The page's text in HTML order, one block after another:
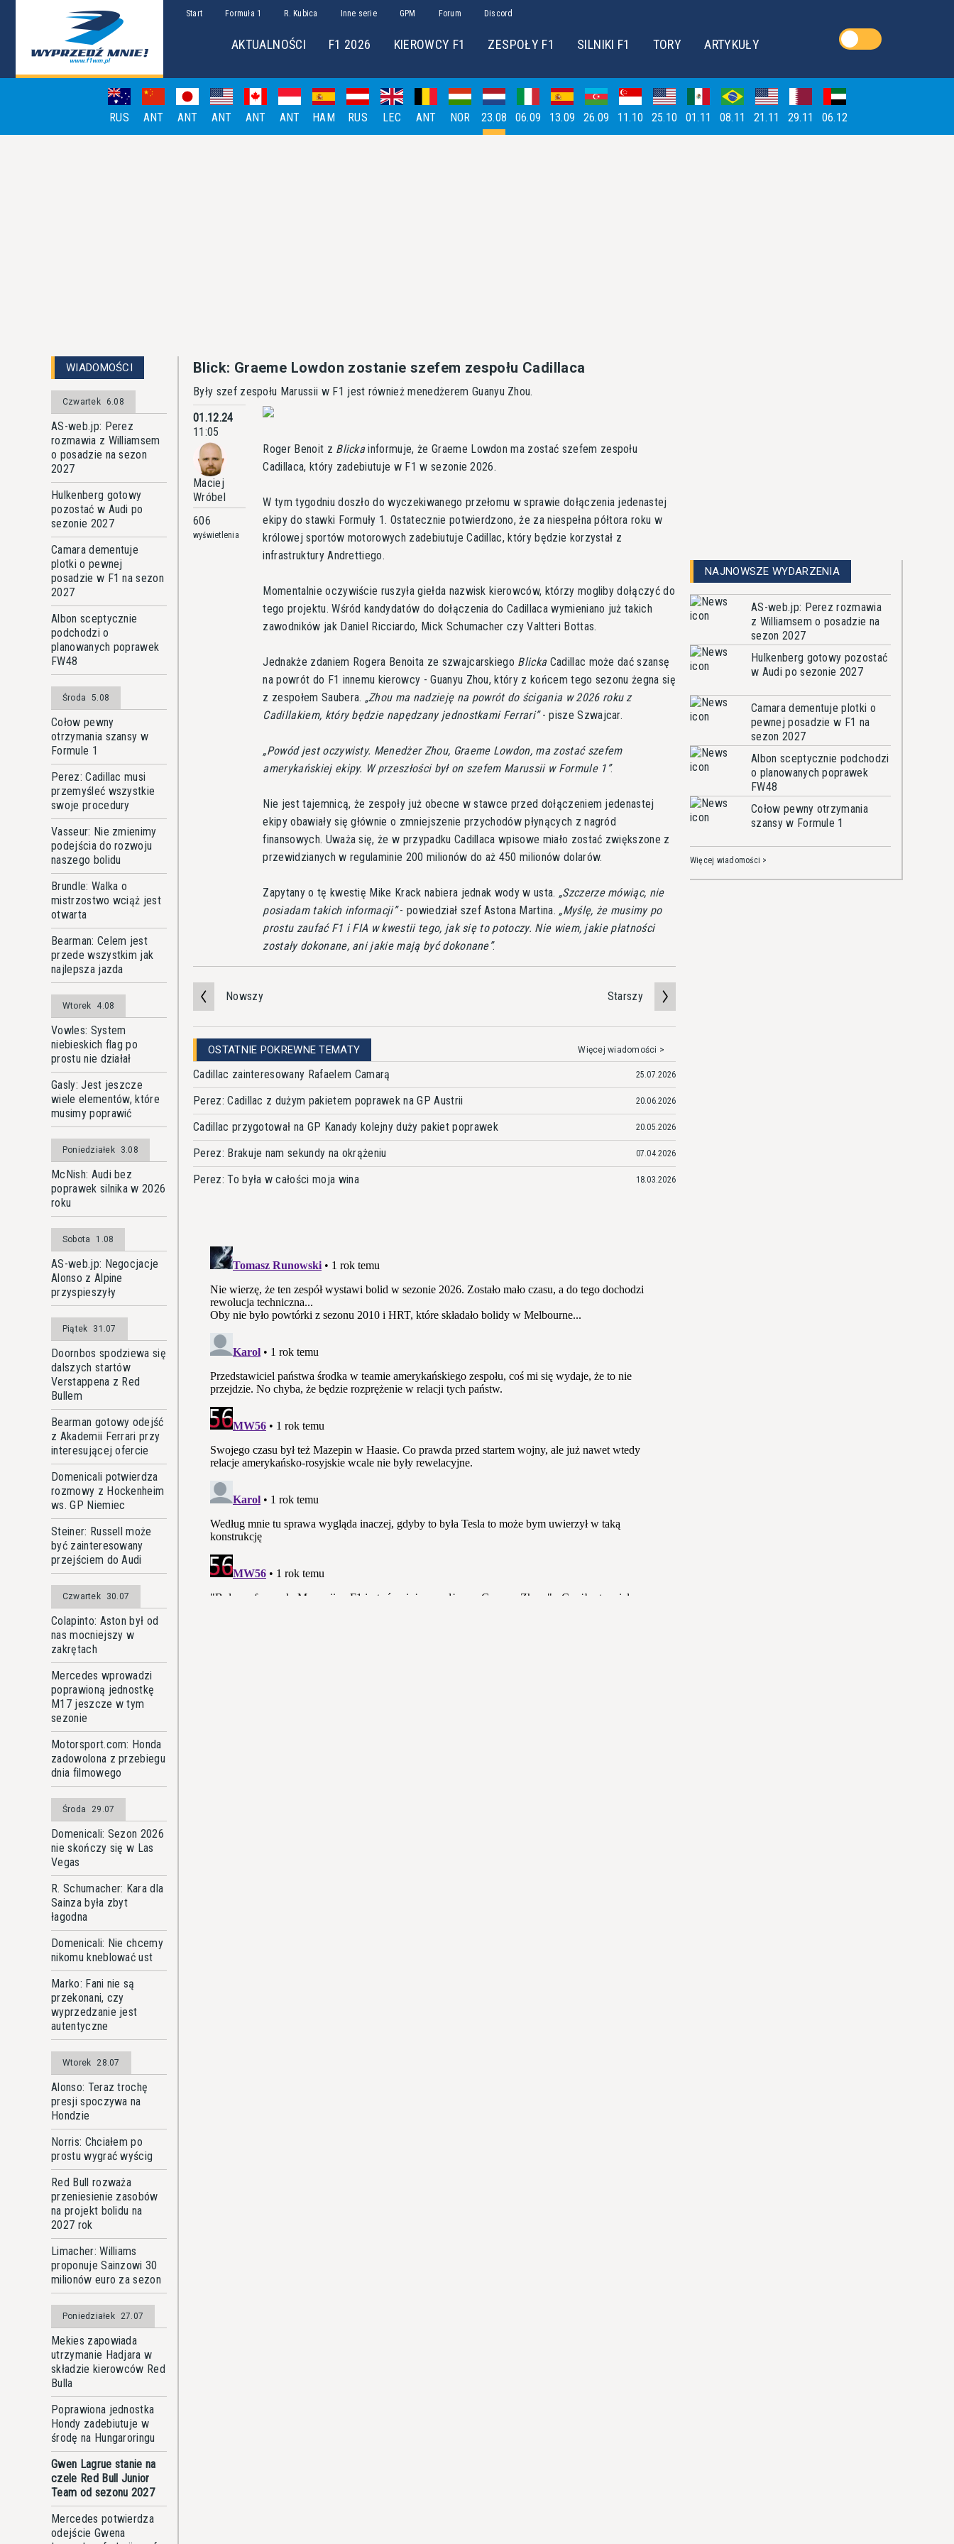
Start Formuła 1 R. Kubica Inne serie GPM Forum Discord
AKTUALNOŚCI F1 2026 KIEROWCY F1 ZESPOŁY F1 SILNIKI F1 TORY ARTYKUŁY
RUS ANT ANT ANT ANT ANT HAM RUS LEC ANT NOR 23.08 06.09 13.09 26.09 11.10 25.10 01.11 08.11 21.11 29.11 06.12
WIADOMOŚCI
Czwartek 6.08
AS-web.jp: Perez
rozmawia z Williamsem
o posadzie na sezon
2027
Hulkenberg gotowy
pozostać w Audi po
sezonie 2027
Camara dementuje
plotki o pewnej
posadzie w F1 na sezon
2027
Albon sceptycznie
podchodzi o
planowanych poprawek
FW48
Środa 5.08
Cołow pewny
otrzymania szansy w
Formule 1
Perez: Cadillac musi
przemyśleć wszystkie
swoje procedury
Vasseur: Nie zmienimy
podejścia do rozwoju
naszego bolidu
Brundle: Walka o
mistrzostwo wciąż jest
otwarta
Bearman: Celem jest
przede wszystkim jak
najlepsza jazda
Wtorek 4.08
Vowles: System
niebieskich flag po
prostu nie działał
Gasly: Jest jeszcze
wiele elementów, które
musimy poprawić
Poniedziałek 3.08
McNish: Audi bez
poprawek silnika w 2026
roku
Sobota 1.08
AS-web.jp: Negocjacje
Alonso z Alpine
przyspieszyły
Piątek 31.07
Doornbos spodziewa się
dalszych startów
Verstappena z Red
Bullem
Bearman gotowy odejść
z Akademii Ferrari przy
interesującej ofercie
Domenicali potwierdza
rozmowy z Hockenheim
ws. GP Niemiec
Steiner: Russell może
być zainteresowany
przejściem do Audi
Czwartek 30.07
Colapinto: Aston był od
nas mocniejszy w
zakrętach
Mercedes wprowadzi
poprawioną jednostkę
M17 jeszcze w tym
sezonie
Motorsport.com: Honda
zadowolona z przebiegu
dnia filmowego
Środa 29.07
Domenicali: Sezon 2026
nie skończy się w Las
Vegas
R. Schumacher: Kara dla
Sainza była zbyt
łagodna
Domenicali: Nie chcemy
nikomu kneblować ust
Marko: Fani nie są
przekonani, czy
wyprzedzanie jest
autentyczne
Wtorek 28.07
Alonso: Teraz trochę
presji spoczywa na
Hondzie
Norris: Chciałem po
prostu wygrać wyścig
Red Bull rozważa
przeniesienie zasobów
na projekt bolidu na
2027 rok
Limacher: Williams
proponuje Sainzowi 30
milionów euro za sezon
Poniedziałek 27.07
Mekies zapowiada
utrzymanie Hadjara w
składzie kierowców Red
Bulla
Poprawiona jednostka
Hondy zadebiutuje w
środę na Hungaroringu
Gwen Lagrue stanie na
czele Red Bull Junior
Team od sezonu 2027
Mercedes potwierdza
odejście Gwena
Blick: Graeme Lowdon zostanie szefem zespołu Cadillaca
Były szef zespołu Marussii w F1 jest również menedżerem Guanyu Zhou.
01.12.24
11:05
Maciej
Wróbel
606
wyświetlenia
Roger Benoit z Blickainformuje, że Graeme Lowdon ma zostać szefem zespołu
Cadillaca, który zadebiutuje w F1 w sezonie 2026.
W tym tygodniu doszło do wyczekiwanego przełomu w sprawie dołączenia jedenastej
ekipy do stawki Formuły 1. Ostatecznie potwierdzono, że za niespełna półtora roku w
królowej sportów motorowych zadebiutuje Cadillac, który będzie korzystał z
infrastruktury Andrettiego.
Momentalnie oczywiście ruszyła giełda nazwisk kierowców, którzy mogliby dołączyć do
tego projektu. Wśród kandydatów do dołączenia do Cadillaca wymieniano już takich
zawodników jak Daniel Ricciardo, Mick Schumacher czy Valtteri Bottas.
Jednakże zdaniem Rogera Benoita ze szwajcarskiego BlickaCadillac może dać szansę
na powrót do F1 innemu kierowcy - Guanyu Zhou, który z końcem tego sezonu żegna się
z zespołem Saubera. Zhou ma nadzieję na powrót do ścigania w 2026 roku z
Cadillakiem, który będzie napędzany jednostkami Ferrari - pisze Szwajcar.
Powód jest oczywisty. Menedżer Zhou, Graeme Lowdon, ma zostać szefem
amerykańskiej ekipy. W przeszłości był on szefem Marussii w Formule 1 .
Nie jest tajemnicą, że zespoły już obecne w stawce przed dołączeniem jedenastej
ekipy obawiały się głównie o zmniejszenie przychodów płynących z nagród
finansowych. Uważa się, że w przypadku Cadillaca wpisowe miało zostać zwiększone z
przewidzianych w regulaminie 200 milionów do aż 450 milionów dolarów.
Zapytany o tę kwestię Mike Krack nabiera jednak wody w usta.
Szczerze mówiąc, nie
posiadam takich informacji - powiedział szef Astona Martina.
Myślę, że musimy po
prostu zaufać F1 i FIA w kwestii tego, jak się to potoczy. Nie wiem, jakie płatności
zostały dokonane, ani jakie mają być dokonane .
Nowszy Starszy
OSTATNIE POKREWNE TEMATY Więcej wiadomości >
Cadillac zainteresowany Rafaelem Camarą 25.07.2026
Perez: Cadillac z dużym pakietem poprawek na GP Austrii 20.06.2026
Cadillac przygotował na GP Kanady kolejny duży pakiet poprawek 20.05.2026
Perez: Brakuje nam sekundy na okrążeniu 07.04.2026
Perez: To była w całości moja wina 18.03.2026
NAJNOWSZE WYDARZENIA
AS-web.jp: Perez rozmawia
z Williamsem o posadzie na
sezon 2027
Hulkenberg gotowy pozostać
w Audi po sezonie 2027
Camara dementuje plotki o
pewnej posadzie w F1 na
sezon 2027
Albon sceptycznie podchodzi
o planowanych poprawek
FW48
Cołow pewny otrzymania
szansy w Formule 1
Więcej wiadomości >